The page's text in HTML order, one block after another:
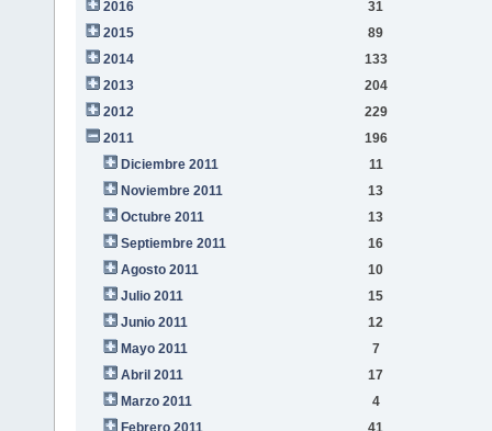
2016
31
2015
89
2014
133
2013
204
2012
229
2011
196
Diciembre 2011
11
Noviembre 2011
13
Octubre 2011
13
Septiembre 2011
16
Agosto 2011
10
Julio 2011
15
Junio 2011
12
Mayo 2011
7
Abril 2011
17
Marzo 2011
4
Febrero 2011
41